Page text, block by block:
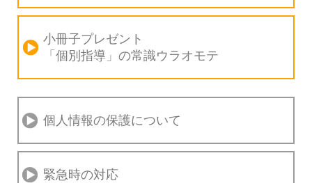
小冊子プレゼント
「個別指導」の常識ウラオモテ
個人情報の保護について
緊急時の対応